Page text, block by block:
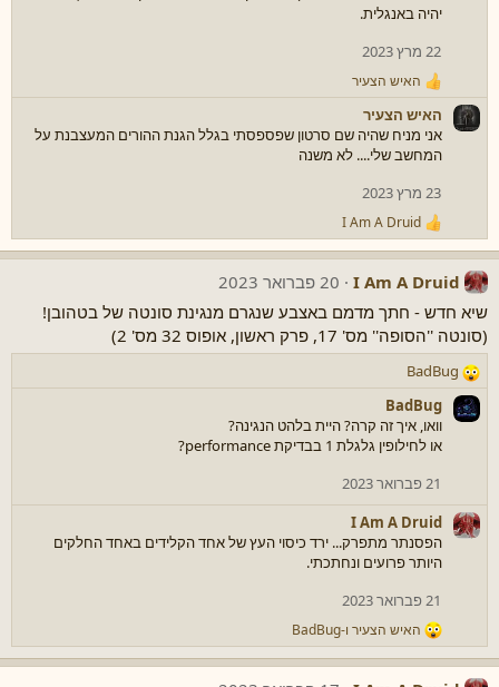
יהיה באנגלית.
22 מרץ 2023
ר
ש
ו
ת
האיש הצעיר
האיש הצעיר
אני מניח שהיה שם סרטון שפספסתי בגלל הגנת ההורים המעצבנת על
המחשב שלי.... לא משנה
23 מרץ 2023
ר
ג
ש
ו
:
I Am A Druid
I Am A Druid
20 פברואר 2023
שיא חדש - חתך מדמם באצבע שנגרם מנגינת סונטה של בטהובן!
(סונטה ''הסופה'' מס' 17, פרק ראשון, אופוס 32 מס' 2)
ר
ג
ש
BadBug
BadBug
וואו, איך זה קרה? היית בלהט הנגינה?
או לחילופין גלגלת 1 בבדיקת performance?
21 פברואר 2023
I Am A Druid
הפסנתר מתפרק... ירד כיסוי העץ של אחד הקלידים באחד החלקים
היותר פרועים ונחתכתי.
21 פברואר 2023
ר
ג
ש
האיש הצעיר ו-BadBug